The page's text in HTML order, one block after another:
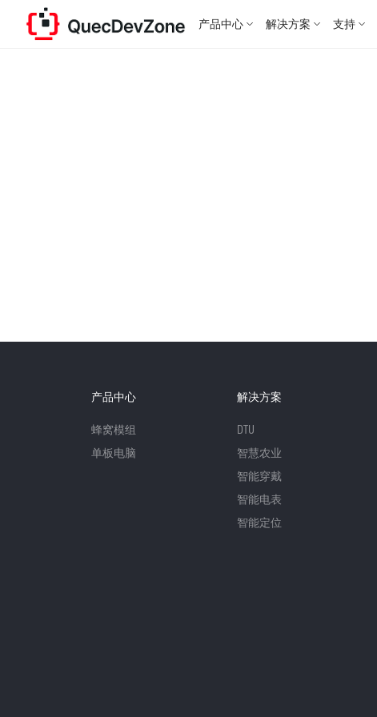
产品中心 解决方案 支持
产品中心
蜂窝模组
单板电脑
解决方案
DTU
智慧农业
智能穿戴
智能电表
智能定位